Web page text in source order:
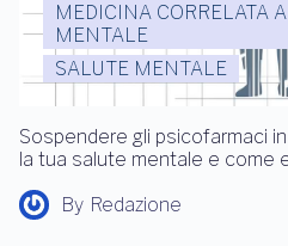
MEDICINA CORRELATA
MENTALE
SALUTE MENTALE
Sospendere gli psicofarmaci
la tua salute mentale e come
By Redazione